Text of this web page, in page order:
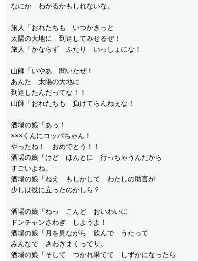
なにか　わかるかもしれないな。
旅人「おれたちも　いつかきっと
太陽の大地に　到達してみせるぜ！
旅人「かならず　ふたり　いっしょにな！
山師「いやあ　聞いたぜ！
あんた　太陽の大地に
到達したんだってな！！
山師「おれたちも　負けてらんねぇな！
酒場の娘「あっ！
×××くんにコッパちゃん！
やったね！　おめでとう！！
酒場の娘「けど　ほんとに　行っちゃうんだから
すごいよね。
酒場の娘「ねえ　もしかして　わたしの助言が
少しは役に立ったのかしら？
酒場の娘「ねっ　こんど　おいわいに
ドンチャンさわぎ　しようよ！
酒場の娘「月を見ながら　飲んで　うたって
みんなで　さわぎまくってサ。
酒場の娘「そして　つかれ果てて　しずかになったら